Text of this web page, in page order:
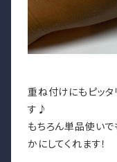
重ね付けにもピッ
す♪
もちろん単品使いで
かにしてくれます！